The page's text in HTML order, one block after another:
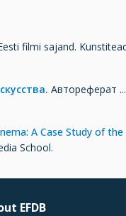
filmi sajand.
Aвтореферат
A Case Study of
School.
EFDB